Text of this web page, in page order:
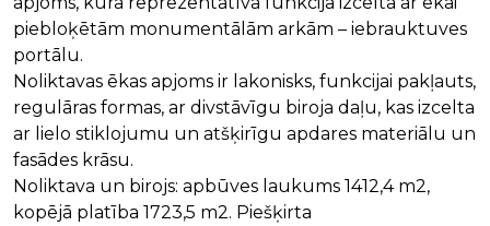
piebloķētām monumentālām arkām – iebrauktuves
portālu.
Noliktavas ēkas apjoms ir lakonisks, funkcijai pakļauts,
regulāras formas, ar divstāvīgu biroja daļu, kas izcelta
ar lielo stiklojumu un atšķirīgu apdares materiālu un
fasādes krāsu.
Noliktava un birojs: apbūves laukums 1412,4 m2,
kopējā platība 1723,5 m2. Piešķirta